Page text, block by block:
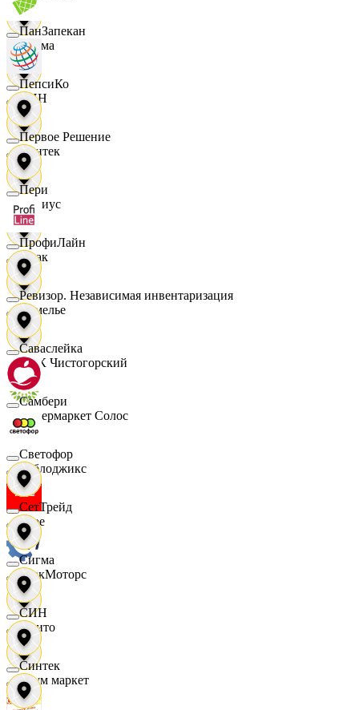
Сигма
СИН
Синтек
Сириус
Смак
Сомелье
СПК Чистогорский
Супермаркет Солос
Таблоджикс
Твое
ТракМоторс
Фрито
Хоум маркет
ПанЗапекан
ПепсиКо
Первое Решение
Пери
ПрофиЛайн
Ревизор. Независимая инвентаризация
Саваслейка
Самбери
Светофор
СетТрейд
Сигма
СИН
Синтек